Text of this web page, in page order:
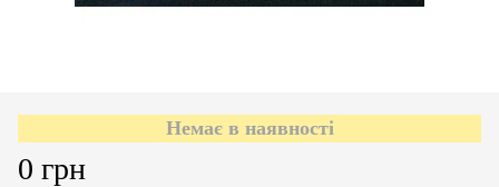
Немає в наявності
0 грн